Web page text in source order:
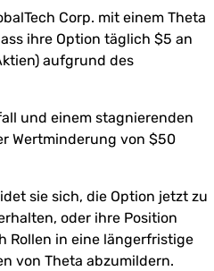
Corp. mit einem Theta
ihre Option täglich $5 an
aufgrund des
und einem stagnierenden
Wertminderung von $50
sie sich, die Option jetzt zu
oder ihre Position
Rollen in eine längerfristige
von Theta abzumildern.